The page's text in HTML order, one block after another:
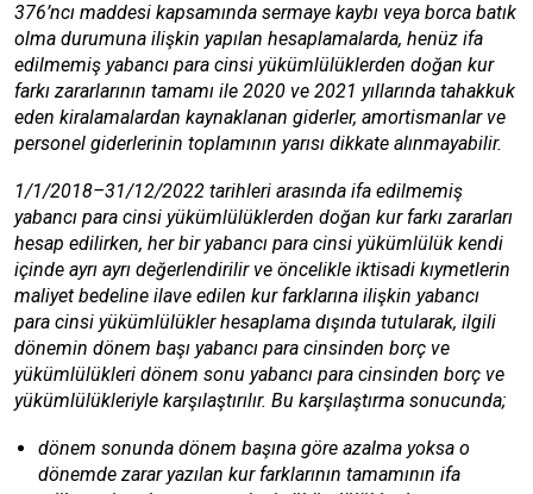
376’ncı maddesi kapsamında sermaye kaybı veya borca batık
olma durumuna ilişkin yapılan hesaplamalarda, henüz ifa
edilmemiş yabancı para cinsi yükümlülüklerden doğan kur
farkı zararlarının tamamı ile 2020 ve 2021 yıllarında tahakkuk
eden kiralamalardan kaynaklanan giderler, amortismanlar ve
personel giderlerinin toplamının yarısı dikkate alınmayabilir.
1/1/2018–31/12/2022 tarihleri arasında ifa edilmemiş
yabancı para cinsi yükümlülüklerden doğan kur farkı zararları
hesap edilirken, her bir yabancı para cinsi yükümlülük kendi
içinde ayrı ayrı değerlendirilir ve öncelikle iktisadi kıymetlerin
maliyet bedeline ilave edilen kur farklarına ilişkin yabancı
para cinsi yükümlülükler hesaplama dışında tutularak, ilgili
dönemin dönem başı yabancı para cinsinden borç ve
yükümlülükleri dönem sonu yabancı para cinsinden borç ve
yükümlülükleriyle karşılaştırılır. Bu karşılaştırma sonucunda;
dönem sonunda dönem başına göre azalma yoksa o
dönemde zarar yazılan kur farklarının tamamının ifa